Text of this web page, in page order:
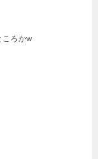
ろかw